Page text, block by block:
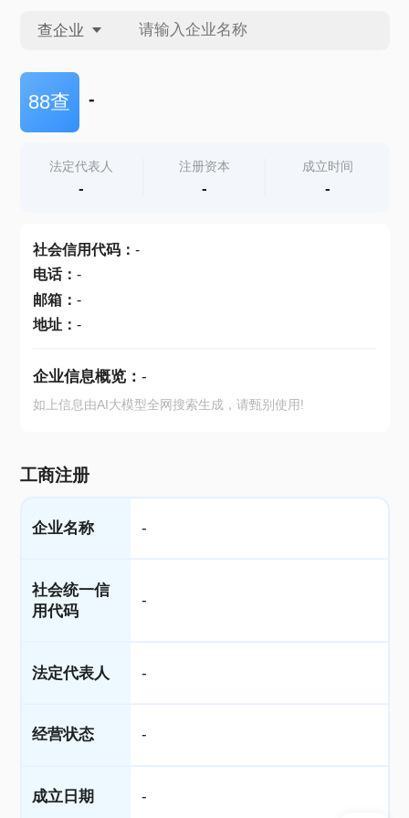
查企业
查企业
查产地
88查 -
法定代表人
-
注册资本
-
成立时间
-
社会信用代码： -
电话： -
邮箱： -
地址： -
企业信息概览： -
如上信息由AI大模型全网搜索生成，请甄别使用!
工商注册
企业名称 -
社会统一信
用代码
-
法定代表人 -
经营状态 -
成立日期 -